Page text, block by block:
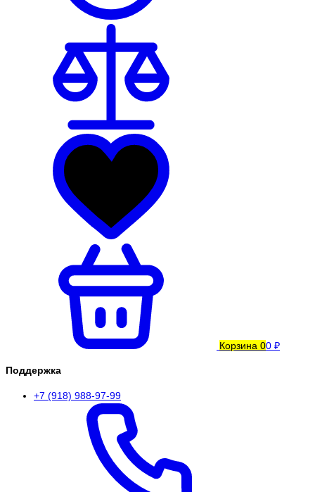
Корзина 00 ₽
Поддержка
+7 (918) 988-97-99